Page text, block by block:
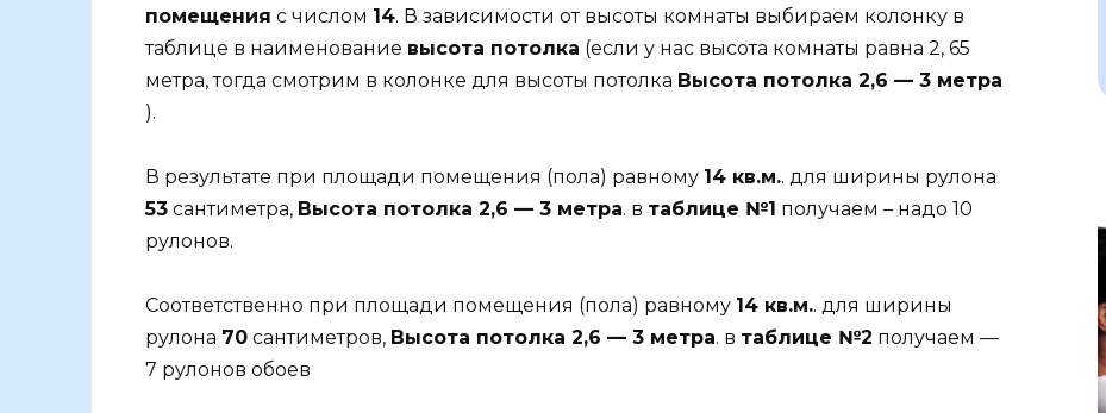
помещения с числом 14. В зависимости от высоты комнаты выбираем колонку в
таблице в наименование высота потолка (если у нас высота комнаты равна 2, 65
метра, тогда смотрим в колонке для высоты потолка Высота потолка 2,6 — 3 метра
).
В результате при площади помещения (пола) равному 14 кв.м.. для ширины рулона
53 сантиметра, Высота потолка 2,6 — 3 метра. в таблице №1 получаем – надо 10
рулонов.
Соответственно при площади помещения (пола) равному 14 кв.м.. для ширины
рулона 70 сантиметров, Высота потолка 2,6 — 3 метра. в таблице №2 получаем —
7 рулонов обоев